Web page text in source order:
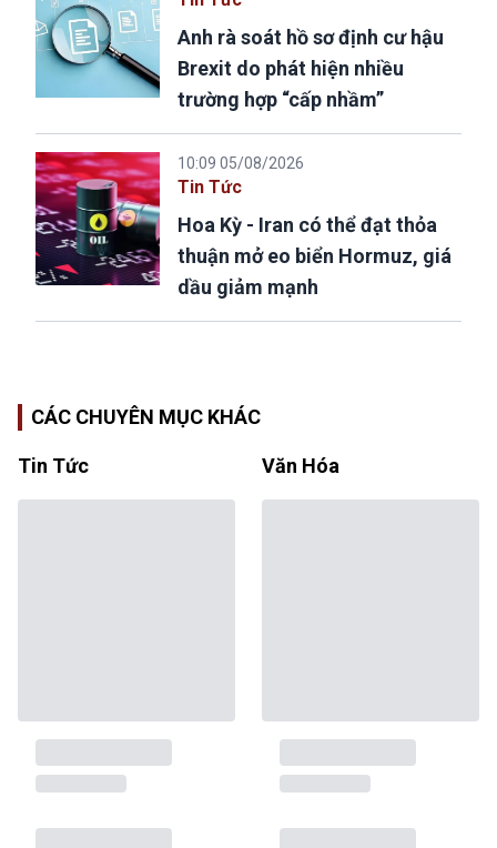
Anh rà soát hồ sơ định cư hậu
Brexit do phát hiện nhiều
trường hợp “cấp nhầm”
10:09 05/08/2026
Tin Tức
Hoa Kỳ - Iran có thể đạt thỏa
thuận mở eo biển Hormuz, giá
dầu giảm mạnh
CÁC CHUYÊN MỤC KHÁC
Tin Tức Văn Hóa